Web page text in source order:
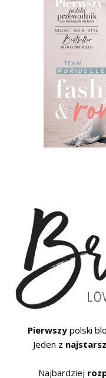
Pierwszy polski
Jeden z
Najbardziej